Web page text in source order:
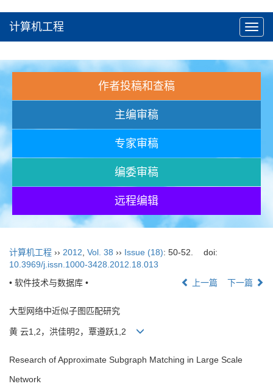
计算机工程
作者投稿和查稿
主编审稿
专家审稿
编委审稿
远程编辑
计算机工程 ›› 2012 Vol. 38 ›› Issue (18): 50-52.
doi:
10.3969/j.issn.1000-3428.2012.18.013
• 软件技术与数据库 •
上一篇 下一篇
大型网络中近似子图匹配研究
黄 云1,2，洪佳明2，覃遵跃1,2
Research of Approximate Subgraph Matching in Large Scale
Network